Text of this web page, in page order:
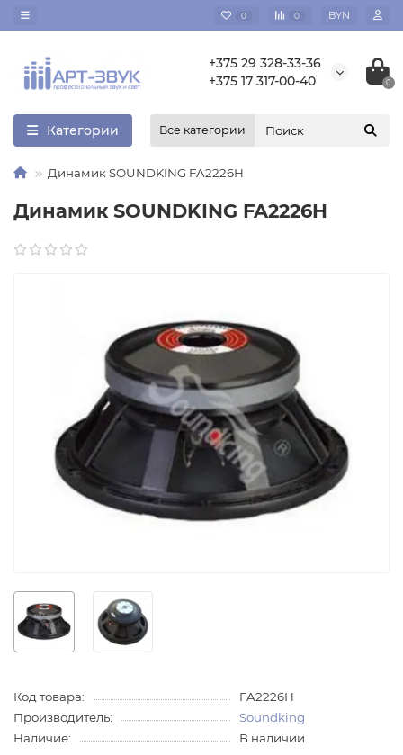
0 0 BYN
+375 29 328-33-36
+375 17 317-00-40
0
Категории Все категории
Динамик SOUNDKING FA2226H
Динамик SOUNDKING FA2226H
Код товара:
FA2226H
Производитель:
Soundking
Наличие:
В наличии